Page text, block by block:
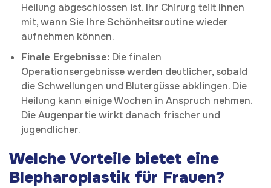
Heilung abgeschlossen ist. Ihr Chirurg teilt Ihnen
mit, wann Sie Ihre Schönheitsroutine wieder
aufnehmen können.
Finale Ergebnisse: Die finalen
Operationsergebnisse werden deutlicher, sobald
die Schwellungen und Blutergüsse abklingen. Die
Heilung kann einige Wochen in Anspruch nehmen.
Die Augenpartie wirkt danach frischer und
jugendlicher.
Welche Vorteile bietet eine
Blepharoplastik für Frauen?